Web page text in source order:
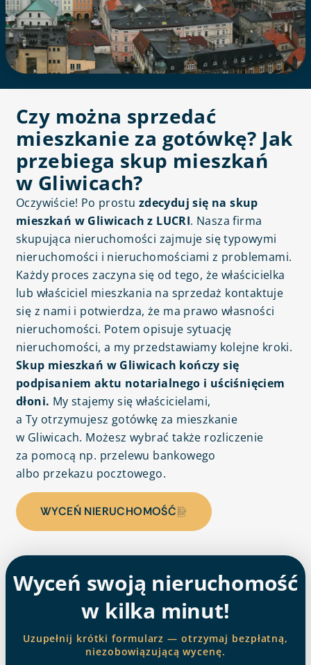
Czy można sprzedać
mieszkanie za gotówkę? Jak
przebiega skup mieszkań
w Gliwicach?
Oczywiście! Po prostu zdecyduj się na skup
mieszkań w Gliwicach z LUCRI. Nasza firma
skupująca nieruchomości zajmuje się typowymi
nieruchomości i nieruchomościami z problemami.
Każdy proces zaczyna się od tego, że właścicielka
lub właściciel mieszkania na sprzedaż kontaktuje
się z nami i potwierdza, że ma prawo własności
nieruchomości. Potem opisuje sytuację
nieruchomości, a my przedstawiamy kolejne kroki.
Skup mieszkań w Gliwicach kończy się
podpisaniem aktu notarialnego i uściśnięciem
dłoni. My stajemy się właścicielami,
a Ty otrzymujesz gotówkę za mieszkanie
w Gliwicach. Możesz wybrać także rozliczenie
za pomocą np. przelewu bankowego
albo przekazu pocztowego.
WYCEŃ NIERUCHOMOŚĆ
Wyceń swoją nieruchomość
w kilka minut!
Uzupełnij krótki formularz — otrzymaj bezpłatną,
niezobowiązującą wycenę.